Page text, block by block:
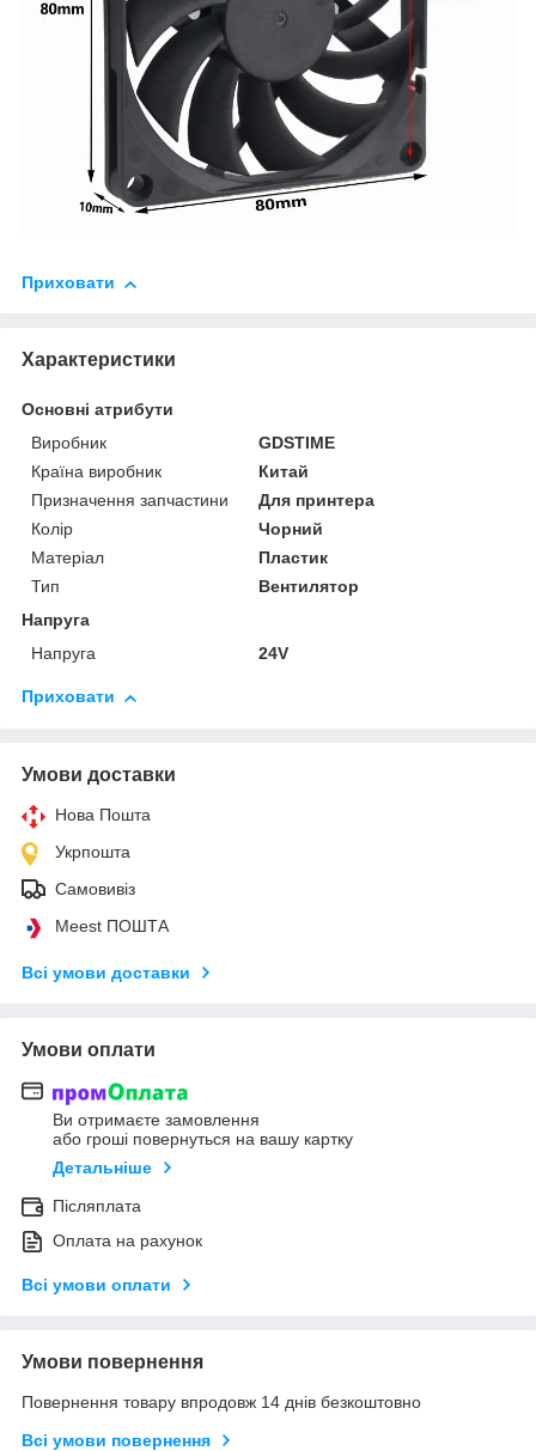
Приховати
Характеристики
Основні атрибути
Виробник
GDSTIME
Країна виробник
Китай
Призначення запчастини
Для принтера
Колір
Чорний
Матеріал
Пластик
Тип
Вентилятор
Напруга
Напруга
24V
Приховати
Умови доставки
Нова Пошта
Укрпошта
Самовивіз
Meest ПОШТА
Всі умови доставки
Умови оплати
Ви отримаєте замовлення
або гроші повернуться на вашу картку
Детальніше
Післяплата
Оплата на рахунок
Всі умови оплати
Умови повернення
Повернення товару впродовж 14 днів безкоштовно
Всі умови повернення